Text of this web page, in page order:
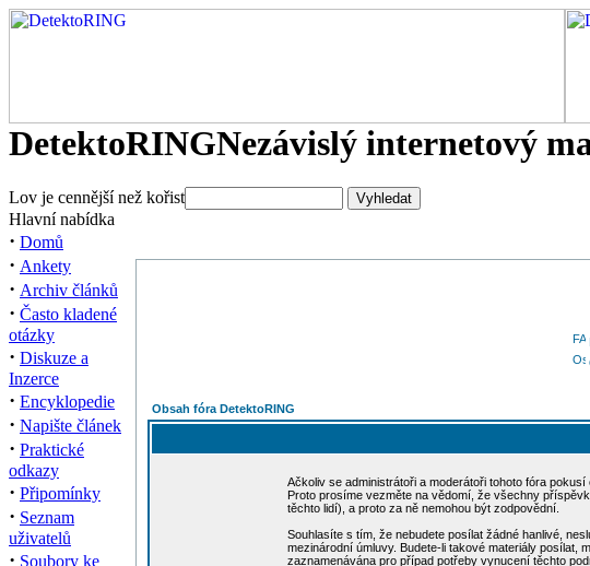
DetektoRINGNezávislý internetový
Lov je cennější než kořist
Hlavní nabídka
· Domů
· Ankety
· Archiv článků
· Často kladené
otázky
· Diskuze a
Inzerce
· Encyklopedie
· Napište článek
· Praktické
odkazy
· Připomínky
· Seznam
uživatelů
· Soubory ke
Obsah fóra DetektoRING
Ačkoliv se administrátoři a moderátoři tohoto fóra
Proto prosíme vezměte na vědomí, že všechny
těchto lidí), a proto za ně nemohou být zodpovědní.
Souhlasíte s tím, že nebudete posílat žádné hanlivé,
mezinárodní úmluvy. Budete-li takové materiály
zaznamenávána pro případ potřeby vynucení těchto